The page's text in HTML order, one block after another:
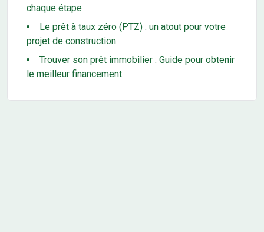
chaque étape
Le prêt à taux zéro (PTZ) : un atout pour votre
projet de construction
Trouver son prêt immobilier : Guide pour obtenir
le meilleur financement